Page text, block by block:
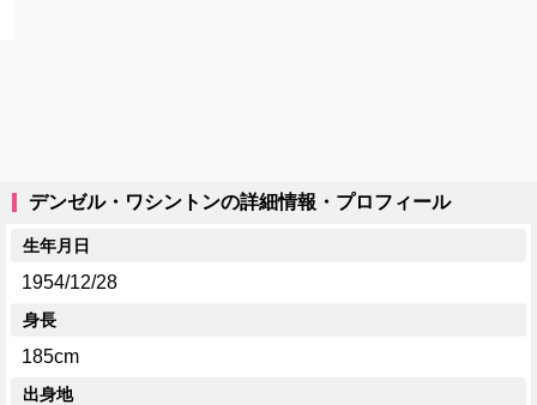
デンゼル・ワシントンの詳細情報・プロフィール
生年月日
1954/12/28
身長
185cm
出身地